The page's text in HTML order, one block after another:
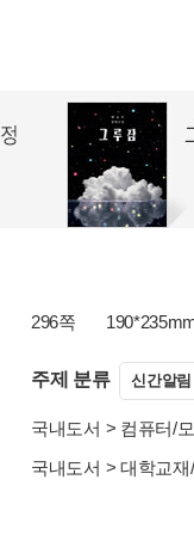
296쪽
주제 분류 신간알
국내도서 > 컴퓨터/
국내도서 > 대학교재